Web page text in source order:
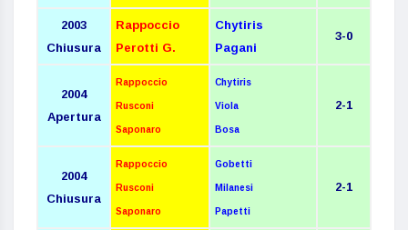
2003
Chiusura
Rappoccio
Perotti G.
Chytiris
Pagani
3-0
2004
Apertura
Rappoccio
Rusconi
Saponaro
Chytiris
Viola
Bosa
2-1
2004
Chiusura
Rappoccio
Rusconi
Saponaro
Gobetti
Milanesi
Papetti
2-1